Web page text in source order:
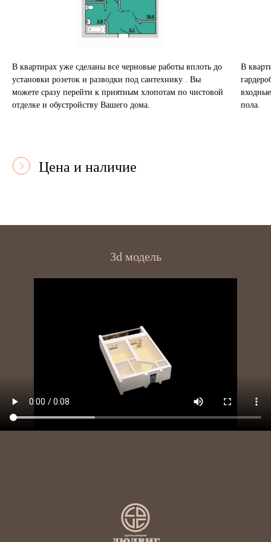
В квартирах уже сделаны все черновые работы вплоть до
установки розеток и разводки под сантехнику . Вы
можете сразу перейти к приятным хлопотам по чистовой
отделке и обустройству Вашего дома.
В
пола.
Цена и наличие
3d модель